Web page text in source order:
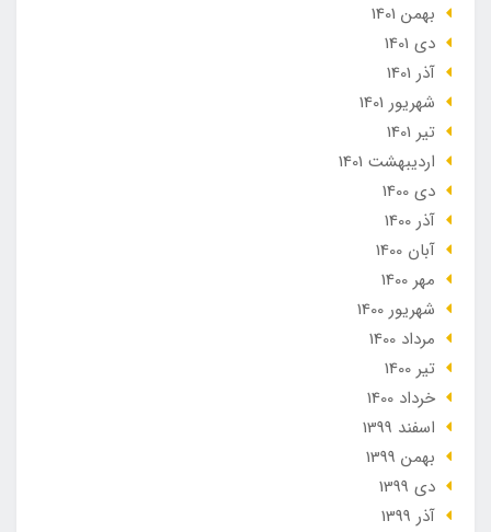
بهمن 1401
دی 1401
آذر 1401
شهریور 1401
تير 1401
ارديبهشت 1401
دی 1400
آذر 1400
آبان 1400
مهر 1400
شهریور 1400
مرداد 1400
تير 1400
خرداد 1400
اسفند 1399
بهمن 1399
دی 1399
آذر 1399